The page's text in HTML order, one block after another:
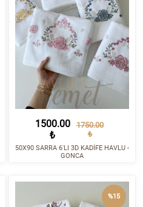
1500.00
₺
1750.00
₺
50X90 SARRA 6'LI 3D KADİFE HAVLU -
GONCA
%15